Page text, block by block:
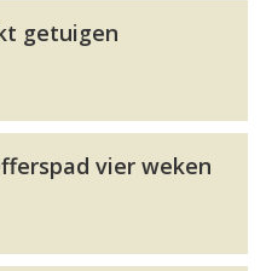
getuigen
vier weken